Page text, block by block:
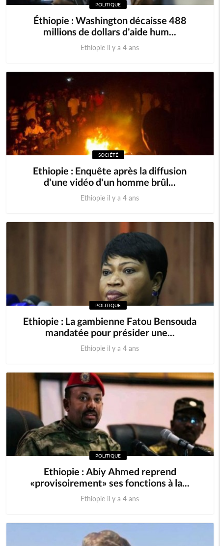
POLITIQUE
Éthiopie : Washington décaisse 488
millions de dollars d'aide hum...
Ethiopie il y a 4 ans
SOCIÉTÉ
Ethiopie : Enquête après la diffusion
d'une vidéo d'un homme brûl...
Ethiopie il y a 4 ans
POLITIQUE
Ethiopie : La gambienne Fatou Bensouda
mandatée pour présider une...
Ethiopie il y a 4 ans
POLITIQUE
Ethiopie : Abiy Ahmed reprend
«provisoirement» ses fonctions à la...
Ethiopie il y a 4 ans